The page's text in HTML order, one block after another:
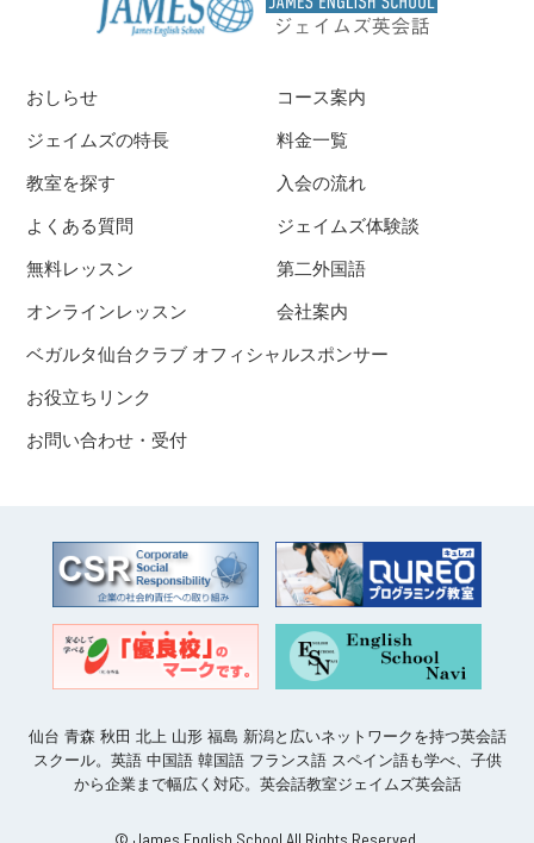
おしらせ
ジェイムズの特長
教室を探す
コース案内
料金一覧
入会の流れ
よくある質問
無料レッスン
オンラインレッスン
ジェイムズ体験談
第二外国語
会社案内
ベガルタ仙台クラブ オフィシャルスポンサー
お役立ちリンク
お問い合わせ・受付
仙台 青森 秋田 北上 山形 福島 新潟と広いネットワークを持つ英会話
スクール。英語 中国語 韓国語 フランス語 スペイン語も学べ、子供
から企業まで幅広く対応。英会話教室ジェイムズ英会話
© James English School All Rights Reserved.